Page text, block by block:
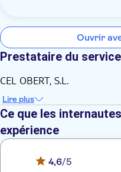
Ouvrir
Prestataire du service
CEL OBERT, S.L.
Lire plus
Ce que les
expérience
4,6/5